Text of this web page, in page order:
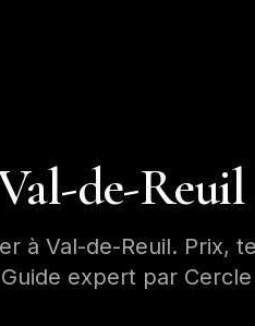
de-Reuil
à Val-de-Reuil. Prix,
expert par Cercle